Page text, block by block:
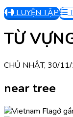
LUYỆN TẬP
TỪ
CHỦ NHẬT, 30/
near tree
ở